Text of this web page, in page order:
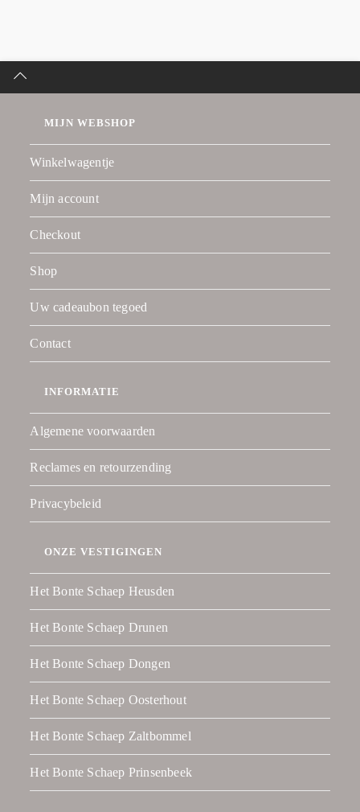
MIJN WEBSHOP
Winkelwagentje
Mijn account
Checkout
Shop
Uw cadeaubon tegoed
Contact
INFORMATIE
Algemene voorwaarden
Reclames en retourzending
Privacybeleid
ONZE VESTIGINGEN
Het Bonte Schaep Heusden
Het Bonte Schaep Drunen
Het Bonte Schaep Dongen
Het Bonte Schaep Oosterhout
Het Bonte Schaep Zaltbommel
Het Bonte Schaep Prinsenbeek